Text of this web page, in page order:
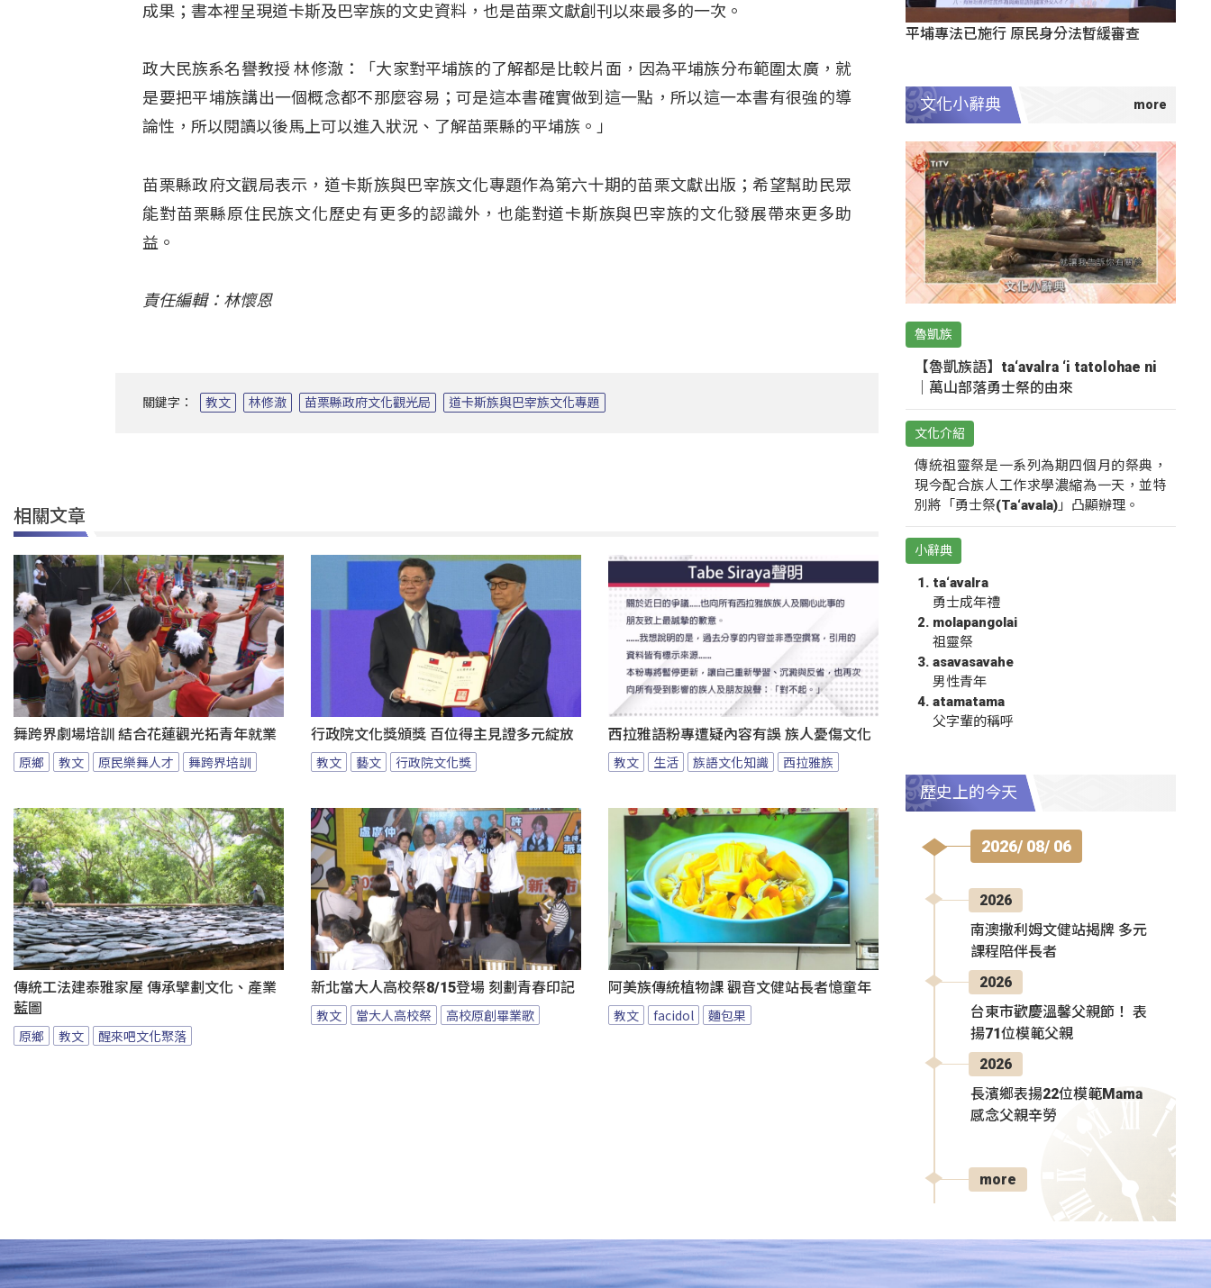
成果；書本裡呈現道卡斯及巴宰族的文史資料，也是苗栗文獻創刊以來最多的一次。
政大民族系名譽教授 林修澈：「大家對平埔族的了解都是比較片面，因為平埔族分布範圍太廣，就
是要把平埔族講出一個概念都不那麼容易；可是這本書確實做到這一點，所以這一本書有很強的導
論性，所以閱讀以後馬上可以進入狀況、了解苗栗縣的平埔族。」
苗栗縣政府文觀局表示，道卡斯族與巴宰族文化專題作為第六十期的苗栗文獻出版；希望幫助民眾
能對苗栗縣原住民族文化歷史有更多的認識外，也能對道卡斯族與巴宰族的文化發展帶來更多助
益。
責任編輯：林懷恩
關鍵字： 教文 林修澈 苗栗縣政府文化觀光局 道卡斯族與巴宰族文化專題
相關文章
舞跨界劇場培訓 結合花蓮觀光拓青年就業
原鄉 教文 原民樂舞人才 舞跨界培訓
行政院文化獎頒獎 百位得主見證多元綻放
教文 藝文 行政院文化獎
西拉雅語粉專遭疑內容有誤 族人憂傷文化
教文 生活 族語文化知識 西拉雅族
傳統工法建泰雅家屋 傳承擘劃文化、產業
藍圖
原鄉 教文 醒來吧文化聚落
新北當大人高校祭8/15登場 刻劃青春印記
教文 當大人高校祭 高校原創畢業歌
阿美族傳統植物課 觀音文健站長者憶童年
教文 facidol 麵包果
平埔專法已施行 原民身分法暫緩審查
文化小辭典
魯凱族
【魯凱族語】ta‘avalra ‘i tatolohae ni
｜萬山部落勇士祭的由來
文化介紹
傳統祖靈祭是一系列為期四個月的祭典，
現今配合族人工作求學濃縮為一天，並特
別將「勇士祭(Ta‘avala)」凸顯辦理。
小辭典
ta‘avalra
勇士成年禮
molapangolai
祖靈祭
asavasavahe
男性青年
atamatama
父字輩的稱呼
歷史上的今天
2026/ 08/ 06
2026
南澳撒利姆文健站揭牌 多元
課程陪伴長者
2026
台東市歡慶溫馨父親節！ 表
揚71位模範父親
2026
長濱鄉表揚22位模範Mama
感念父親辛勞
more